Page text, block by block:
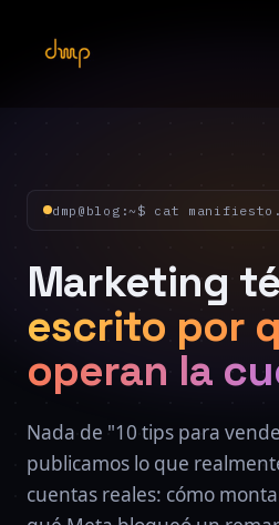
dmp@blog:~$ cat
Marketing
escrito por
operan la
Nada de "10 tips para
publicamos lo que
cuentas reales: cómo